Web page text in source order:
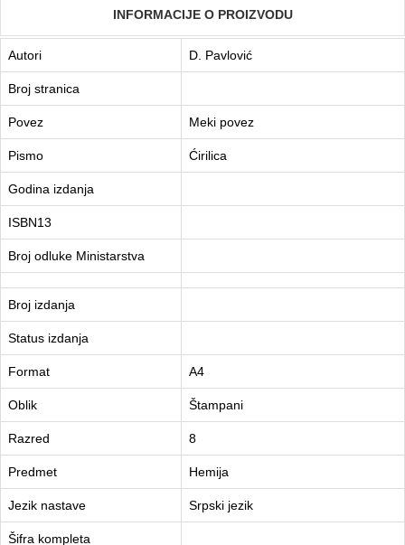
INFORMACIJE O PROIZVODU
Autori D. Pavlović
Broj stranica
Povez Meki povez
Pismo Ćirilica
Godina izdanja
ISBN13
Broj odluke Ministarstva
Broj izdanja
Status izdanja
Format A4
Oblik Štampani
Razred 8
Predmet Hemija
Jezik nastave Srpski jezik
Šifra kompleta